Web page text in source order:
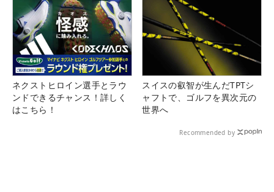
ネクストヒロイン選手とラウ
ンドできるチャンス！詳しく
はこちら！
スイスの叡智が生んだTPTシ
ャフトで、ゴルフを異次元の
世界へ
Recommended by